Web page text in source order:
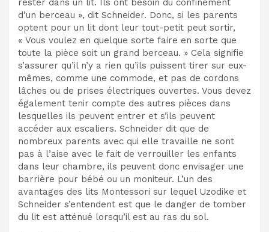
rester dans un lit. Ils ont besoin du confinement
d’un berceau », dit Schneider. Donc, si les parents
optent pour un lit dont leur tout-petit peut sortir,
« Vous voulez en quelque sorte faire en sorte que
toute la pièce soit un grand berceau. » Cela signifie
s’assurer qu’il n’y a rien qu’ils puissent tirer sur eux-
mêmes, comme une commode, et pas de cordons
lâches ou de prises électriques ouvertes. Vous devez
également tenir compte des autres pièces dans
lesquelles ils peuvent entrer et s’ils peuvent
accéder aux escaliers. Schneider dit que de
nombreux parents avec qui elle travaille ne sont
pas à l’aise avec le fait de verrouiller les enfants
dans leur chambre, ils peuvent donc envisager une
barrière pour bébé ou un moniteur. L’un des
avantages des lits Montessori sur lequel Uzodike et
Schneider s’entendent est que le danger de tomber
du lit est atténué lorsqu’il est au ras du sol.